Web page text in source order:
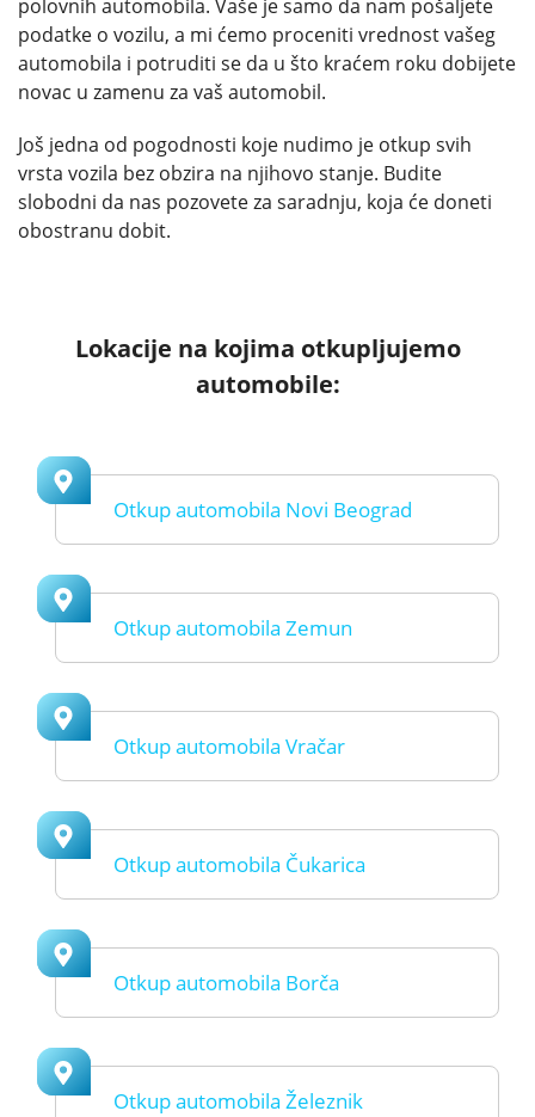
polovnih automobila. Vaše je samo da nam pošaljete
podatke o vozilu, a mi ćemo proceniti vrednost vašeg
automobila i potruditi se da u što kraćem roku dobijete
novac u zamenu za vaš automobil.
Još jedna od pogodnosti koje nudimo je otkup svih
vrsta vozila bez obzira na njihovo stanje. Budite
slobodni da nas pozovete za saradnju, koja će doneti
obostranu dobit.
Lokacije na kojima otkupljujemo
automobile:
Otkup automobila Novi Beograd
Otkup automobila Zemun
Otkup automobila Vračar
Otkup automobila Čukarica
Otkup automobila Borča
Otkup automobila Železnik